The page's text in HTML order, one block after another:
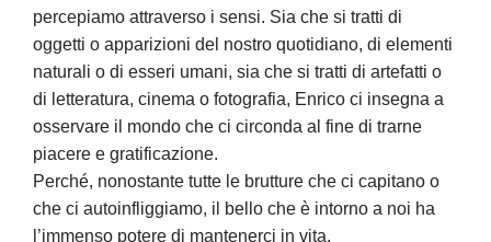
percepiamo attraverso i sensi. Sia che si tratti di
oggetti o apparizioni del nostro quotidiano, di elementi
naturali o di esseri umani, sia che si tratti di artefatti o
di letteratura, cinema o fotografia, Enrico ci insegna a
osservare il mondo che ci circonda al fine di trarne
piacere e gratificazione.
Perché, nonostante tutte le brutture che ci capitano o
che ci autoinfliggiamo, il bello che è intorno a noi ha
l’immenso potere di mantenerci in vita.